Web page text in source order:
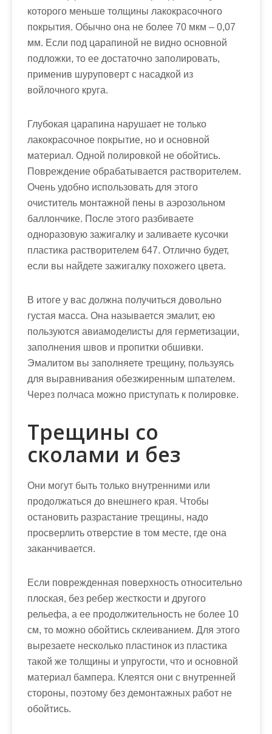
которого меньше толщины лакокрасочного
покрытия. Обычно она не более 70 мкм – 0,07
мм. Если под царапиной не видно основной
подложки, то ее достаточно заполировать,
применив шуруповерт с насадкой из
войлочного круга.
Глубокая царапина нарушает не только
лакокрасочное покрытие, но и основной
материал. Одной полировкой не обойтись.
Повреждение обрабатывается растворителем.
Очень удобно использовать для этого
очиститель монтажной пены в аэрозольном
баллончике. После этого разбиваете
одноразовую зажигалку и заливаете кусочки
пластика растворителем 647. Отлично будет,
если вы найдете зажигалку похожего цвета.
В итоге у вас должна получиться довольно
густая масса. Она называется эмалит, ею
пользуются авиамоделисты для герметизации,
заполнения швов и пропитки обшивки.
Эмалитом вы заполняете трещину, пользуясь
для выравнивания обезжиренным шпателем.
Через полчаса можно приступать к полировке.
Трещины со
сколами и без
Они могут быть только внутренними или
продолжаться до внешнего края. Чтобы
остановить разрастание трещины, надо
просверлить отверстие в том месте, где она
заканчивается.
Если поврежденная поверхность относительно
плоская, без ребер жесткости и другого
рельефа, а ее продолжительность не более 10
см, то можно обойтись склеиванием. Для этого
вырезаете несколько пластинок из пластика
такой же толщины и упругости, что и основной
материал бампера. Клеятся они с внутренней
стороны, поэтому без демонтажных работ не
обойтись.